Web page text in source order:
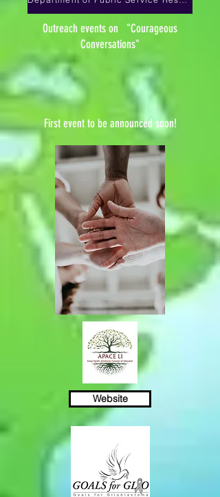
Ποικιλία Μετοχικό κεφάλαιο
Ευκαιρία
Outreach events on "Courageous
Conversations"
First event to be announced soon!
Website